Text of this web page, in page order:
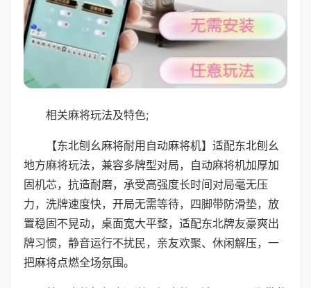
相关麻将玩法及特色;
【东北刨幺麻将耐用自动麻将机】适配东北刨幺
地方麻将玩法，兼容多牌型对局，自动麻将机加厚加
固机芯，抗造耐磨，承受高强度长时间对局毫无压
力，洗牌速度快，开局无需等待，四脚带防滑垫，放
置稳固不晃动，桌面宽大平整，适配东北牌友豪爽出
牌习惯，静音运行不扰民，亲友欢聚、休闲解压，一
把麻将点燃全场氛围。